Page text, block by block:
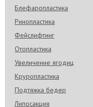
Блефаропластика
Ринопластика
Фейслифтинг
Отопластика
Увеличение ягодиц
Круропластика
Подтяжка бедер
Липосакция